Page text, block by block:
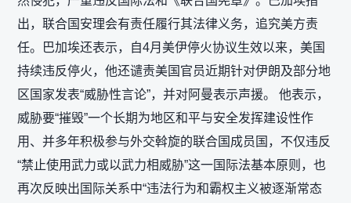
出，联合国安理会有责任履行其法律义务，追究美方责
任。巴加埃还表示，自4月美伊停火协议生效以来，美国
持续违反停火，他还谴责美国官员近期针对伊朗及部分地
区国家发表“威胁性言论”，并对阿曼表示声援。 他表示，
威胁要“摧毁”一个长期为地区和平与安全发挥建设性作
用、并多年积极参与外交斡旋的联合国成员国，不仅违反
“禁止使用武力或以武力相威胁”这一国际法基本原则，也
再次反映出国际关系中“违法行为和霸权主义被逐渐常态